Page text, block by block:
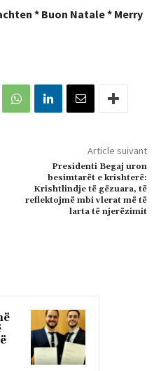
* Buon Natale * Merry
Article suivant
Presidenti Begaj uron
besimtarët e krishterë:
Krishtlindje të gëzuara, të
reflektojmë mbi vlerat më të
larta të njerëzimit